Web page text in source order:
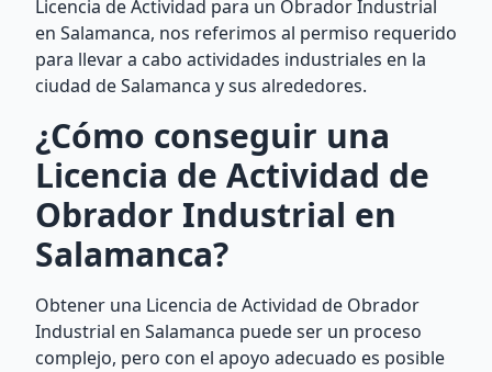
Licencia de Actividad para un Obrador Industrial
en Salamanca, nos referimos al permiso requerido
para llevar a cabo actividades industriales en la
ciudad de Salamanca y sus alrededores.
¿Cómo conseguir una
Licencia de Actividad de
Obrador Industrial en
Salamanca?
Obtener una Licencia de Actividad de Obrador
Industrial en Salamanca puede ser un proceso
complejo, pero con el apoyo adecuado es posible